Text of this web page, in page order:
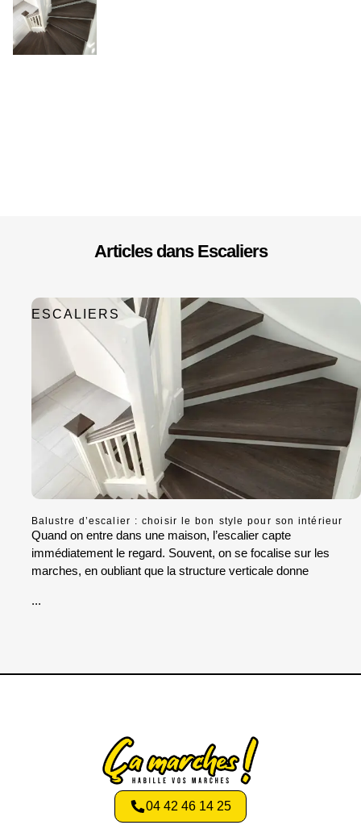
Articles dans Escaliers
ESCALIERS
Balustre d’escalier : choisir le bon style pour son intérieur
Quand on entre dans une maison, l’escalier capte
immédiatement le regard. Souvent, on se focalise sur les
marches, en oubliant que la structure verticale donne
...
04 42 46 14 25